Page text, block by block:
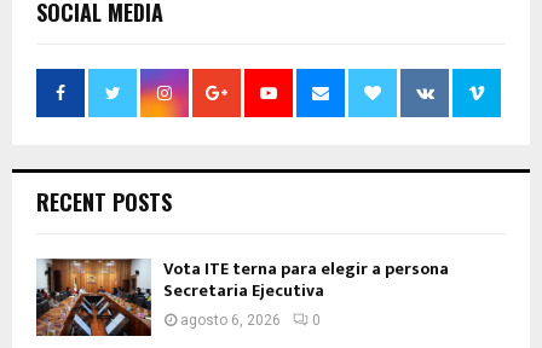
SOCIAL MEDIA
RECENT POSTS
Vota ITE terna para elegir a persona
Secretaria Ejecutiva
agosto 6, 2026 0